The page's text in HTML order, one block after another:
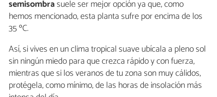
semisombrasuele ser mejor opción ya que, como
hemos mencionado, esta planta sufre por encima de los
35 ºC.
Así, si vives en un clima tropical suave ubícala a pleno sol
sin ningún miedo para que crezca rápido y con fuerza,
mientras que si los veranos de tu zona son muy cálidos,
protégela, como mínimo, de las horas de insolación más